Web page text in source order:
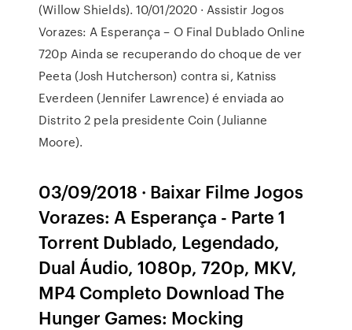
(Willow Shields). 10/01/2020 · Assistir Jogos
Vorazes: A Esperança – O Final Dublado Online
720p Ainda se recuperando do choque de ver
Peeta (Josh Hutcherson) contra si, Katniss
Everdeen (Jennifer Lawrence) é enviada ao
Distrito 2 pela presidente Coin (Julianne
Moore).
03/09/2018 · Baixar Filme Jogos
Vorazes: A Esperança - Parte 1
Torrent Dublado, Legendado,
Dual Áudio, 1080p, 720p, MKV,
MP4 Completo Download The
Hunger Games: Mocking